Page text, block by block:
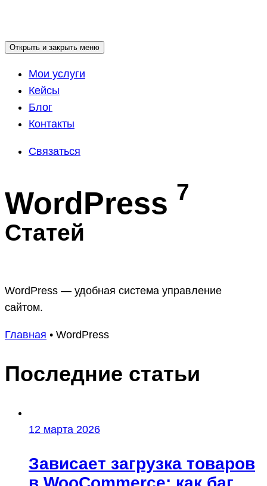
Открыть и закрыть меню
Мои услуги
Кейсы
Блог
Контакты
Связаться
WordPress 7
Статей
WordPress — удобная система управление
сайтом.
Главная • WordPress
Последние статьи
12 марта 2026
Зависает загрузка товаров